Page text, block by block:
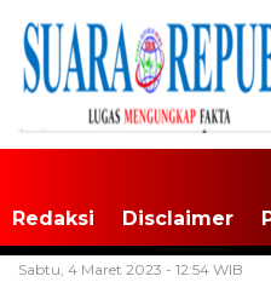
Redaksi Disclaimer
Sabtu, 4 Maret 2023 - 12:54 WIB